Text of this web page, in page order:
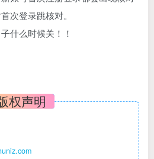
次登录跳核对。
什么时候关！！
权声明